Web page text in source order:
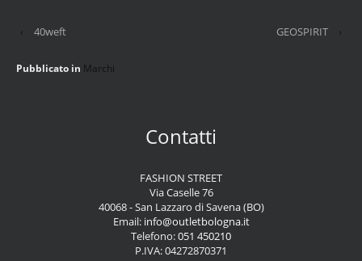
‹ 40weft GEOSPIRIT ›
Pubblicato in Marchi
Contatti
FASHION STREET
Via Caselle 76
40068 - San Lazzaro di Savena (BO)
Email: info@outletbologna.it
Telefono:051 450210
P.IVA: 04272870371